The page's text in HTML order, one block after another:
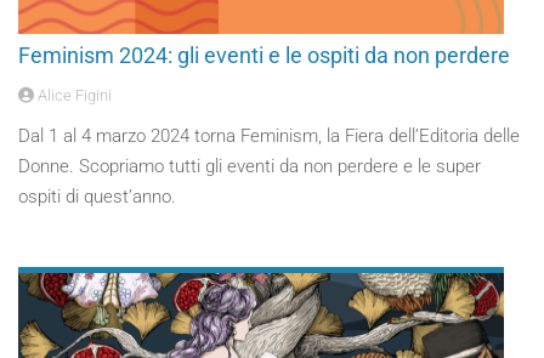
Feminism 2024: gli eventi e le ospiti da non perdere
Alice Figini
Dal 1 al 4 marzo 2024 torna Feminism, la Fiera dell’Editoria delle
Donne. Scopriamo tutti gli eventi da non perdere e le super
ospiti di quest’anno.